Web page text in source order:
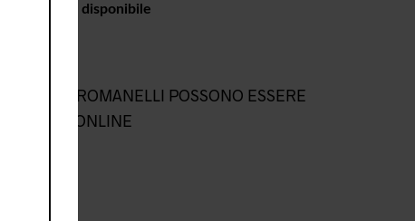
in negozio disponibile
NEGOZIO ROMANELLI POSSONO ESSERE
NEGOZIO ONLINE